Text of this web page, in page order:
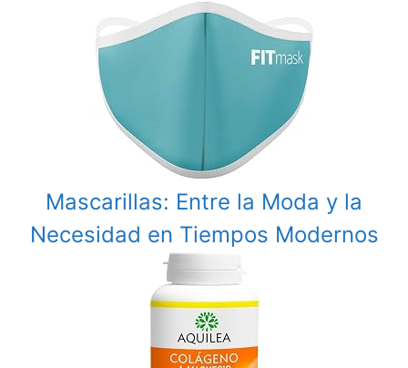
Mascarillas: Entre la Moda y la
Necesidad en Tiempos Modernos